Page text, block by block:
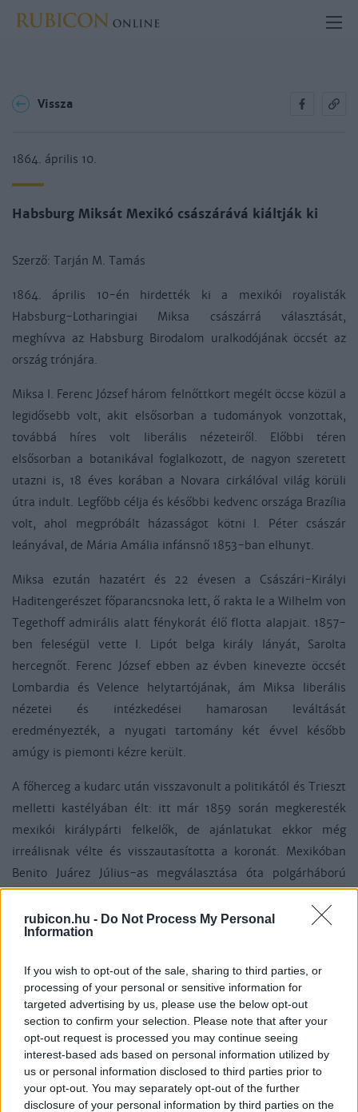
rubicon.hu - Do Not Process My Personal
Information
If you wish to opt-out of the sale, sharing to third parties, or
processing of your personal or sensitive information for
targeted advertising by us, please use the below opt-out
section to confirm your selection. Please note that after your
opt-out request is processed you may continue seeing
interest-based ads based on personal information utilized by
us or personal information disclosed to third parties prior to
your opt-out. You may separately opt-out of the further
disclosure of your personal information by third parties on the
Vissza
1864. április 10.
Habsburg Miksát Mexikó császárává kiáltják ki
Szerző: Tarján M. Tamás
1864. április 10-én hirdették ki a mexikói royalisták
Habsburg-Lotharingiai Miksa császárrá választását,
meghívva az Habsburg Birodalom uralkodójának öccsét az
ország trónjára.
Miksa I. Ferenc József három felnőttkort megélt öccse közül a
legidősebb volt, akit elsősorban a tudományok vonzottak,
továbbá híres volt liberális nézeteiről. Előbbi téren
elsősorban a botanikával foglalkozott, de nagyon szeretett
utazni is, 18 éves korában a Novara cirkálóval világ körüli
útra indult. Legfőbb célja és későbbi kedvenc országa Brazília
volt, ahol megpróbált házasságot kötni I. Péter császár
leányával, de Mária Amália infánsnő 1853-ban elhunyt.
Miksa ezután hazatért és 22 évesen a Császári-Királyi
Haditengerészet főparancsnoka lett, ő rakta le a Wilhelm von
Tegethoff admirális alatt fénykorát élő flotta alapjait. 1857-
ben feleségül vette I. Lipót belga király lányát, Sarolta
hercegnőt. Ferenc József ebben az évben kinevezte öccsét
Lombardia és Velence helytartójának, ám Miksa liberális
nézetei és intézkedései hamarosan leváltását
eredményezték, a nyugati tartomány két évvel később
amúgy is piemonti kézre került.
A főherceg a kudarc után visszavonult a politikától és Trieszt
melletti kastélyában élt: itt már 1859 során megkeresték
mexikói királypárti felkelők, de ajánlatukat ekkor még
irreálisnak vélte és visszautasította a koronát. Mexikóban
Benito Juárez Július-as megválasztása óta polgárháború
zajlott, amit Franciaország, a gyarmatot egykor elvesztő
Spanyolország és a déli szomszédját 1848-ben legyőző
Egyesült Államok is próbált kihasználni.
III. Napóleon (ur. 1852-1870) hatalmas kölcsönökkel növelte
befolyását, majd mikor Juárez elnök a törlesztést
ideiglenesen felmondta, válaszul megtámadta Mexikót, a
lázadó konzervatívok (pl. nagybirtokosok, egyháziak) pártján
1863-ra a francia hadsereg Mexikóvárost is elfoglalta. III.
Napóleon azonban tisztában volt azzal, hogy a francia
uralmat egyik riválisa sem nézné jó szemmel Mexikóban,